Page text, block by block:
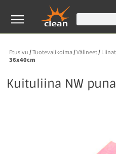
Etusivu /Tuotevalikoima/Välineet/ Liinat
36x40cm
Kuituliina NW